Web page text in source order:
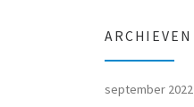
ARCHIEVEN
september 2022